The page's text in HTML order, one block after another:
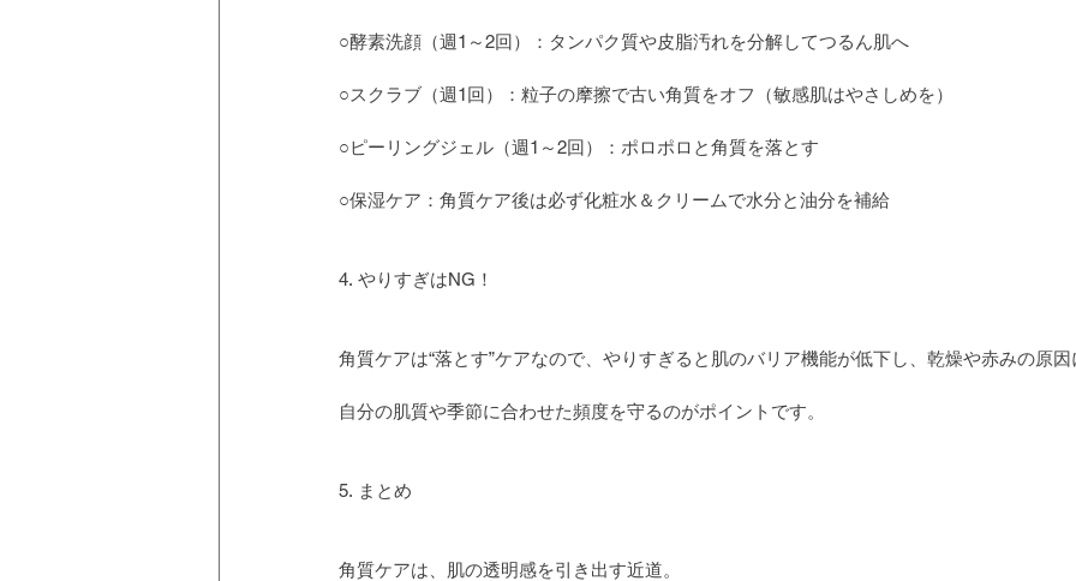
○酵素洗顔（週1～2回）：タンパク質や皮脂汚れを分解してつるん肌へ
○スクラブ（週1回）：粒子の摩擦で古い角質をオフ（敏感肌はやさしめを）
○ピーリングジェル（週1～2回）：ポロポロと角質を落とす
○保湿ケア：角質ケア後は必ず化粧水＆クリームで水分と油分を補給
4. やりすぎはNG！
角質ケアは“落とす”ケアなので、やりすぎると肌のバリア機能が低下し、乾燥や赤みの原因
自分の肌質や季節に合わせた頻度を守るのがポイントです。
5. まとめ
角質ケアは、肌の透明感を引き出す近道。